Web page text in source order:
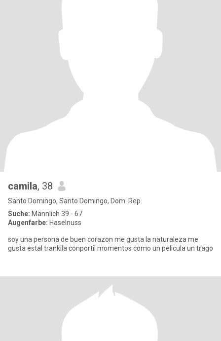
camila, 38
Santo Domingo, Santo Domingo, Dom. Rep.
Suche: Männlich 39 - 67
Augenfarbe: Haselnuss
soy una persona de buen corazon me gusta la naturaleza me
gusta estal trankila conportil momentos como un pelicula un trago